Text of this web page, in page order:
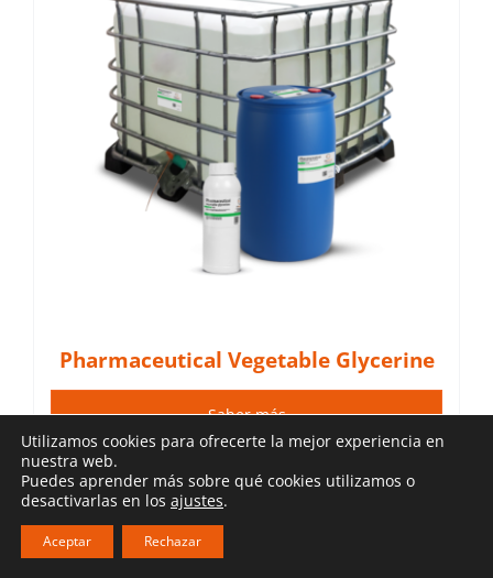
Pharmaceutical Vegetable Glycerine
Saber más
Inicia sesión para ver precios
Utilizamos cookies para ofrecerte la mejor experiencia en
nuestra web.
Puedes aprender más sobre qué cookies utilizamos o
desactivarlas en los ajustes.
Aceptar Rechazar